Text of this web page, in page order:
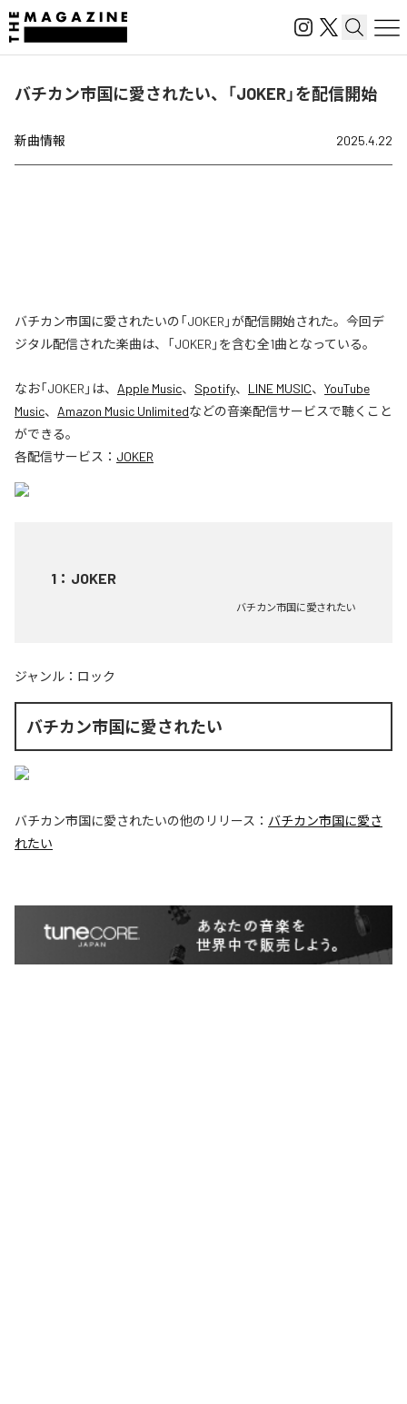
バチカン市国に愛されたい、「JOKER」を配信開始
新曲情報 2025.4.22
バチカン市国に愛されたいの「JOKER」が配信開始された。今回デ
ジタル配信された楽曲は、「JOKER」を含む全1曲となっている。
なお「JOKER 」は、 Apple Music、 Spotify、 LINE MUSIC、 YouTube
Music、 Amazon Music Unlimitedなどの音楽配信サービスで聴くこと
ができる。
各配信サービス： JOKER
1 ： JOKER
バチカン市国に愛されたい
ジャンル： ロック
バチカン市国に愛されたい
バチカン市国に愛されたいの他のリリース： バチカン市国に愛さ
れたい